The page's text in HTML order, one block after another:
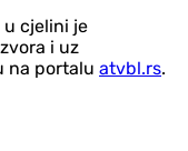
u cjelini je
i uz
na portalu atvbl.rs.